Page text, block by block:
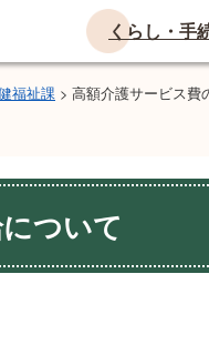
くらし・手
福祉課 > 高額介護サービス費
ついて